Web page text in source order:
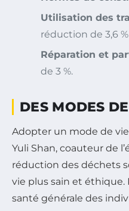
Utilisation des
réduction de 3,6
Réparation et
de 3 %.
DES MODES
Adopter un mode de
Yuli Shan, coauteur de
réduction des déchets
vie plus sain et
santé générale des